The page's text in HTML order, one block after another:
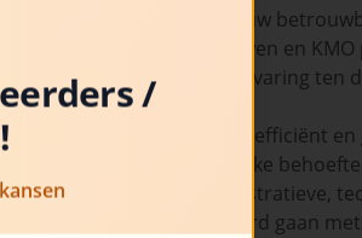
dan 20 jaar is Uw-Syndic uw
van appartementsgebouwen en
stelt hun kennis en ervaring ten
ons in om transparant, efficiënt
aangepast aan de specifieke
ontzorgen van de administratieve,
die gepaard gaan
/